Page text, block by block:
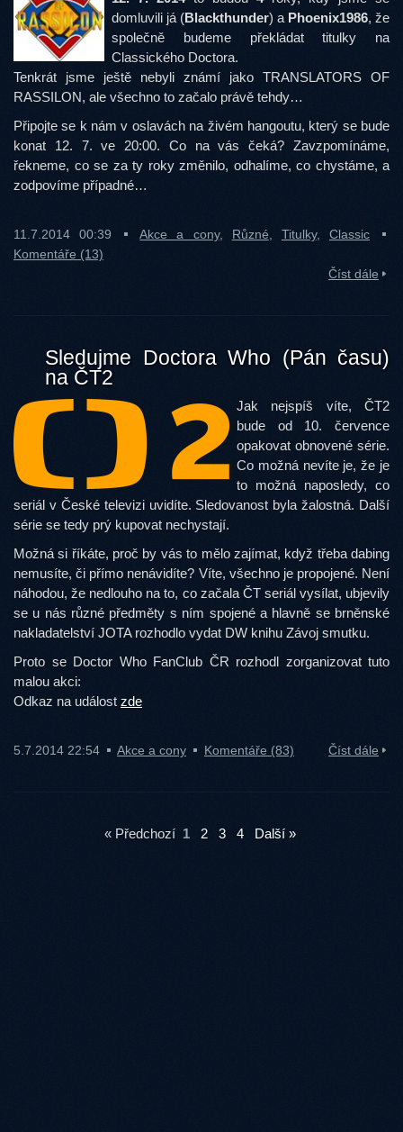
domluvili já (Blackthunder) a Phoenix1986, že
společně budeme překládat titulky na
Classického Doctora.
Tenkrát jsme ještě nebyli známí jako TRANSLATORS OF
RASSILON, ale všechno to začalo právě tehdy…
Připojte se k nám v oslavách na živém hangoutu, který se bude
konat 12. 7. ve 20:00. Co na vás čeká? Zavzpomínáme,
řekneme, co se za ty roky změnilo, odhalíme, co chystáme, a
zodpovíme případné…
11.7.2014 00:39 Akce a cony, Různé Titulky, Classic
Komentáře (13)
Číst dále
Sledujme Doctora Who (Pán času)
na ČT2
Jak nejspíš víte, ČT2
bude od 10. července
opakovat obnovené série.
Co možná nevíte je, že je
to možná naposledy, co
seriál v České televizi uvidíte. Sledovanost byla žalostná. Další
série se tedy prý kupovat nechystají.
Možná si říkáte, proč by vás to mělo zajímat, když třeba dabing
nemusíte, či přímo nenávidíte? Víte, všechno je propojené. Není
náhodou, že nedlouho na to, co začala ČT seriál vysílat, ubjevily
se u nás různé předměty s ním spojené a hlavně se brněnské
nakladatelství JOTA rozhodlo vydat DW knihu Závoj smutku.
Proto se Doctor Who FanClub ČR rozhodl zorganizovat tuto
malou akci:
Odkaz na událost zde
5.7.2014 22:54 Akce a cony Komentáře (83) Číst dále
« Předchozí 1 2 3 4 Další »